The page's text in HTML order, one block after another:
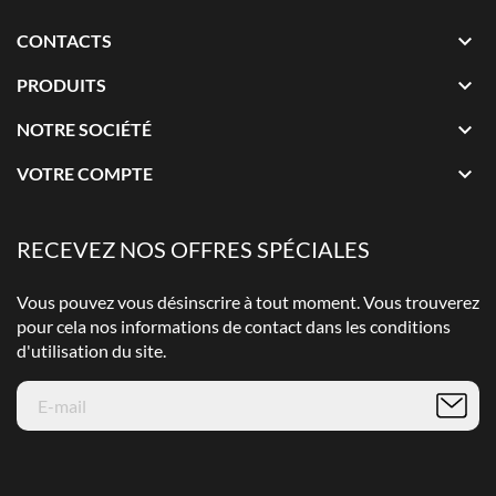
CONTACTS 
PRODUITS 
NOTRE SOCIÉTÉ 
VOTRE COMPTE 
RECEVEZ NOS OFFRES SPÉCIALES
Vous pouvez vous désinscrire à tout moment. Vous trouverez
pour cela nos informations de contact dans les conditions
d'utilisation du site.